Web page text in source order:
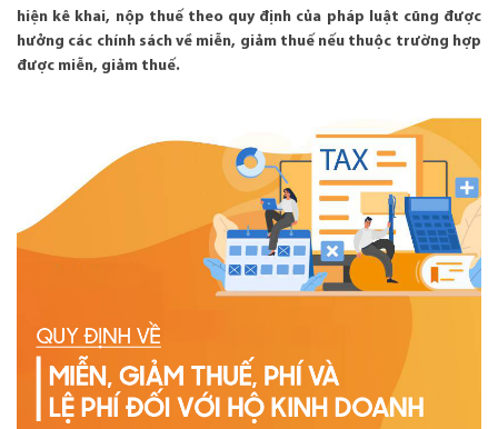
hiện kê khai, nộp thuế theo quy định của pháp luật cũng được
hưởng các chính sách về miễn, giảm thuế nếu thuộc trường hợp
được miễn, giảm thuế.